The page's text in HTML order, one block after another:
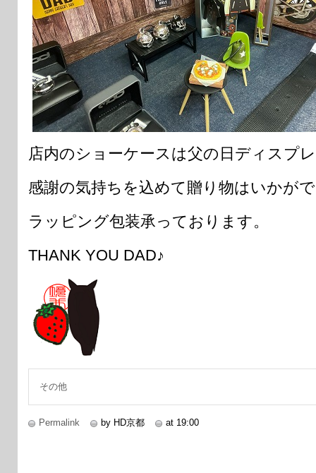
店内のショーケースは父の日ディスプ
感謝の気持ちを込めて贈り物はいかが
ラッピング包装承っております。
THANK YOU DAD♪
その他
Permalink by HD京都 at 19:00